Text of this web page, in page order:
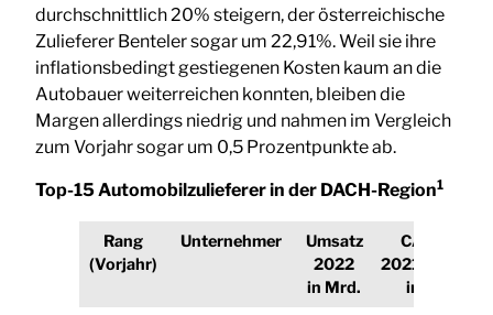
durchschnittlich 20% steigern, der österreichische
Zulieferer Benteler sogar um 22,91%. Weil sie ihre
inflationsbedingt gestiegenen Kosten kaum an die
Autobauer weiterreichen konnten, bleiben die
Margen allerdings niedrig und nahmen im Vergleich
zum Vorjahr sogar um 0,5 Prozentpunkte ab.
Top-15 Automobilzulieferer in der DACH-Region1
Rang
(Vorjahr)
Unternehmer
Umsatz
2022
in Mrd.
CAGR
2021/2022
in %